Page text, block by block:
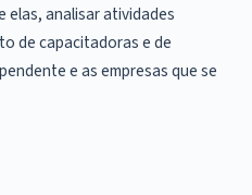
elas, analisar atividades
de capacitadoras e de
e as empresas que se